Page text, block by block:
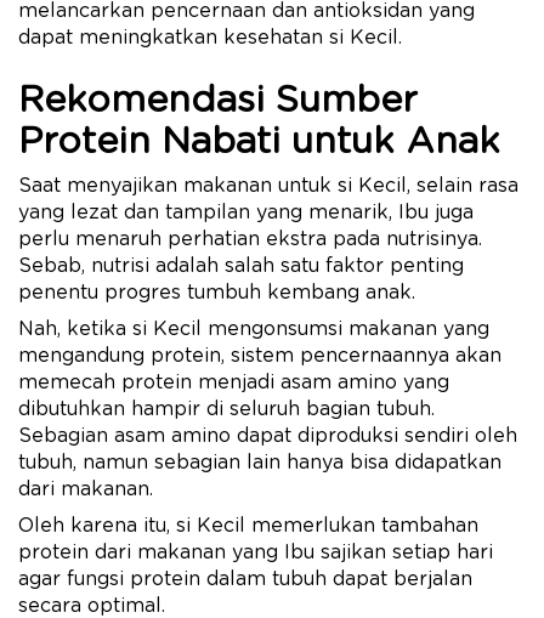
melancarkan pencernaan dan antioksidan yang
dapat meningkatkan kesehatan si Kecil.
Rekomendasi Sumber
Protein Nabati untuk Anak
Saat menyajikan makanan untuk si Kecil, selain rasa
yang lezat dan tampilan yang menarik, Ibu juga
perlu menaruh perhatian ekstra pada nutrisinya.
Sebab, nutrisi adalah salah satu faktor penting
penentu progres tumbuh kembang anak.
Nah, ketika si Kecil mengonsumsi makanan yang
mengandung protein, sistem pencernaannya akan
memecah protein menjadi asam amino yang
dibutuhkan hampir di seluruh bagian tubuh.
Sebagian asam amino dapat diproduksi sendiri oleh
tubuh, namun sebagian lain hanya bisa didapatkan
dari makanan.
Oleh karena itu, si Kecil memerlukan tambahan
protein dari makanan yang Ibu sajikan setiap hari
agar fungsi protein dalam tubuh dapat berjalan
secara optimal.